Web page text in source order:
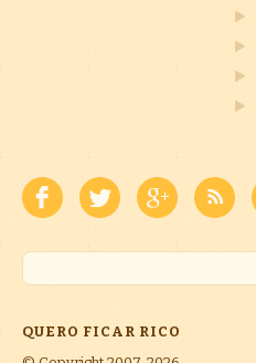
QUERO FICAR RICO